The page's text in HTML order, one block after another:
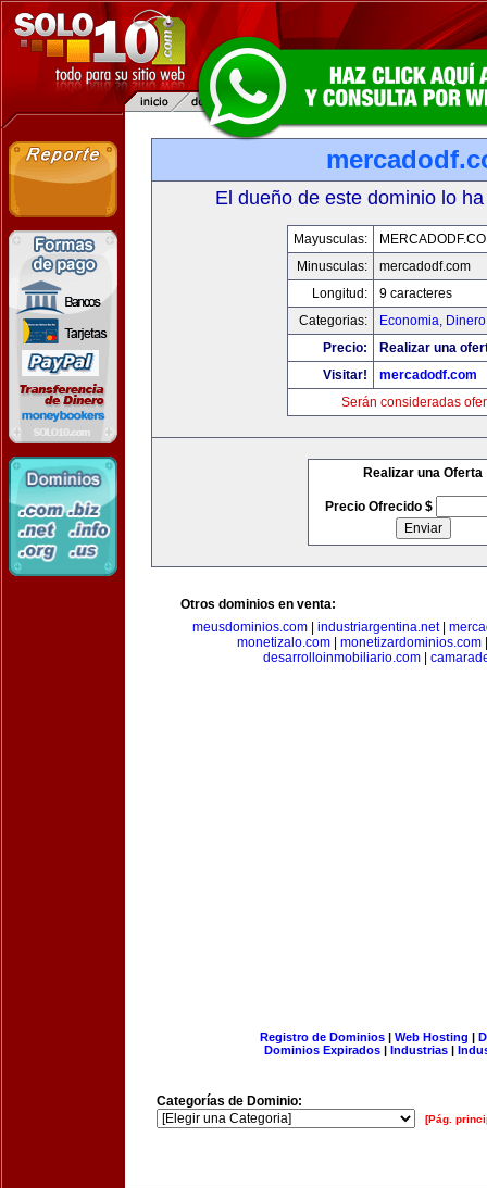
El dueño de este dominio lo
Mayusculas:
Minusculas:
mercadodf.com
Longitud:
9 caracteres
Categorias:
Economia,
Precio:
Realizar una
Visitar!
mercadodf.com
Serán consideradas
Realizar una Oferta
Precio Ofrecido $
Otros dominios en venta:
meusdominios.com| industriargentina.net|
monetizalo.com| monetizardominios.com
desarrolloinmobiliario.com
Registro de Dominios| Web Hosting |
Dominios Expirados | Industrias |
Categorías de Dominio:
[Pág.